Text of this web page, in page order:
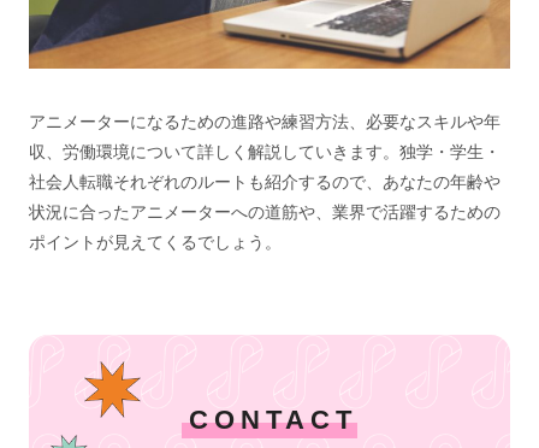
アニメーターになるための進路や練習方法、必要なスキルや年
収、労働環境について詳しく解説していきます。独学・学生・
社会人転職それぞれのルートも紹介するので、あなたの年齢や
状況に合ったアニメーターへの道筋や、業界で活躍するための
ポイントが見えてくるでしょう。
CONTACT